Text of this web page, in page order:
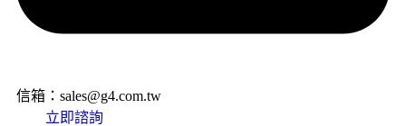
信箱：sales@g4.com.tw
立即諮詢